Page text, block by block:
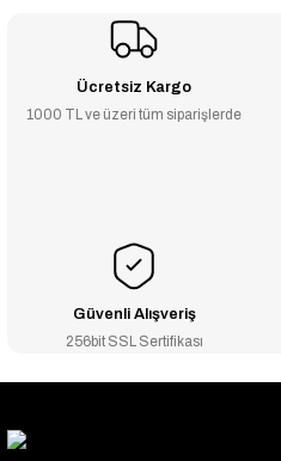
Ücretsiz Kargo
1000 TL ve üzeri tüm siparişlerde
Güvenli Alışveriş
256bit SSL Sertifikası